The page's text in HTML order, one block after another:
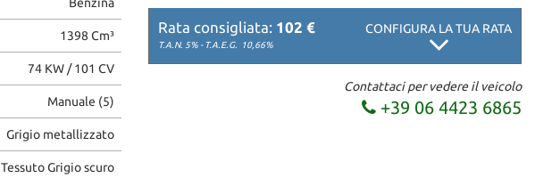
1398 Cm³
74 KW / 101 CV
Manuale (5)
Grigio metallizzato
Tessuto Grigio scuro
Rata consigliata: 102 €
T.A.N. 5% - T.A.E.G. 10,66%
CONFIGURA LA TUA RATA
Contattaci per vedere il veicolo
+39 06 4423 6865